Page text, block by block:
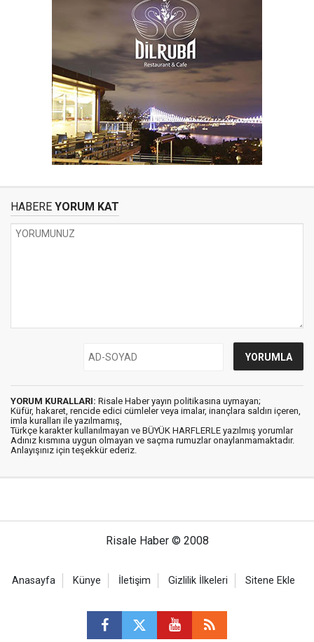
HABERE YORUM KAT
YORUM KURALLARI: Risale Haber yayın politikasına uymayan;
Küfür, hakaret, rencide edici cümleler veya imalar, inançlara saldırı içeren,
imla kuralları ile yazılmamış,
Türkçe karakter kullanılmayan ve BÜYÜK HARFLERLE yazılmış yorumlar
Adınız kısmına uygun olmayan ve saçma rumuzlar onaylanmamaktadır.
Anlayışınız için teşekkür ederiz.
Risale Haber © 2008
Anasayfa Künye İletişim Gizlilik İlkeleri Sitene Ekle